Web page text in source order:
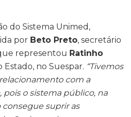
do Sistema Unimed,
por Beto Preto, secretário
representou Ratinho
Estado, no Suespar. “Tivemos
com a
o sistema público, na
consegue suprir as